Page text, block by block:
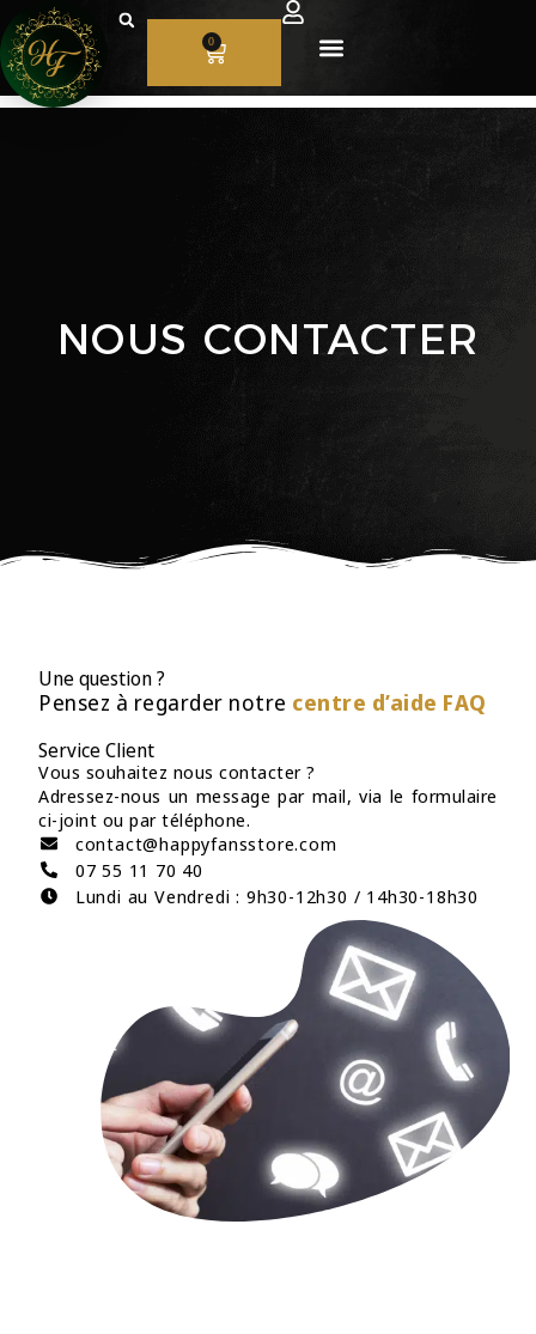
0
NOUS CONTACTER
Une question ?
Pensez à regarder notre centre d’aide FAQ
Service Client
Vous souhaitez nous contacter ?
Adressez-nous un message par mail, via le formulaire
ci-joint ou par téléphone.
contact@happyfansstore.com
07 55 11 70 40
Lundi au Vendredi : 9h30-12h30 / 14h30-18h30